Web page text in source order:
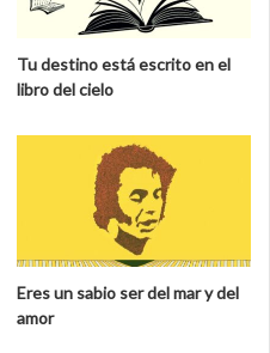
Tu destino está escrito en el
libro del cielo
Eres un sabio ser del mar y del
amor